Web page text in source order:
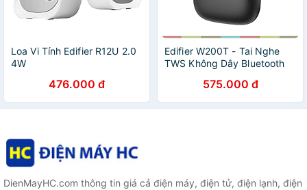
Loa Vi Tính Edifier R12U 2.0
4W
476.000 đ
Edifier W200T - Tai Nghe
TWS Không Dây Bluetooth
Nước IP54, Thời Gian Sử
Dụng 29 Giờ - Hàng chính
hãng
575.000 đ
DienMayHC.com thông tin giá cả điện máy, điện tử, điện lạnh, điện